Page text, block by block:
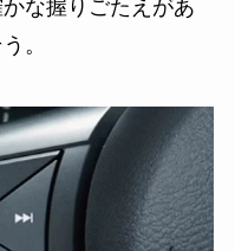
な握りごたえがあ
。